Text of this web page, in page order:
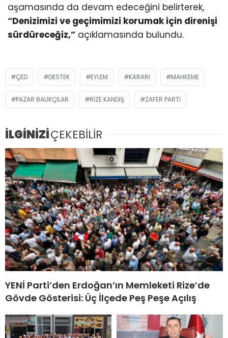
aşamasında da devam edeceğini belirterek,
“Denizimizi ve geçimimizi korumak için direnişi
sürdüreceğiz,” açıklamasında bulundu.
ÇED DESTEK EYLEM KARARI MAHKEME
PAZAR BALIKÇILAR RIZE KANDIŞ ZAFER PARTI
İLGİNİZİÇEKEBİLİR
YENİ Parti’den Erdoğan’ın Memleketi Rize’de
Gövde Gösterisi: Üç İlçede Peş Peşe Açılış